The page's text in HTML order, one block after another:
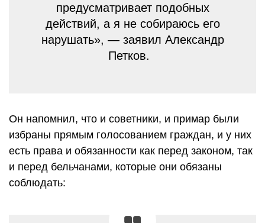
предусматривает подобных
действий, а я не собираюсь его
нарушать», — заявил Александр
Петков.
Он напомнил, что и советники, и примар были
избраны прямым голосованием граждан, и у них
есть права и обязанности как перед законом, так
и перед бельчанами, которые они обязаны
соблюдать: